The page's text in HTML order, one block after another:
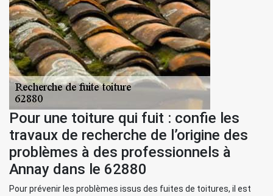
Pour une toiture qui fuit : confie les
travaux de recherche de l’origine des
problèmes à des professionnels à
Annay dans le 62880
Pour prévenir les problèmes issus des fuites de toitures, il est